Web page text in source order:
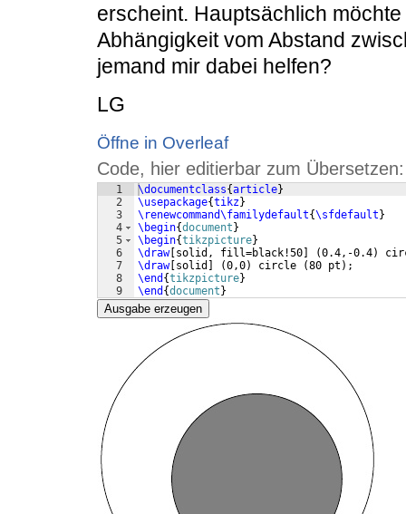
erscheint. Hauptsächlich
Abhängigkeit vom Abstand
jemand mir dabei helfen?
LG
Öffne in Overleaf
Code, hier editierbar zum Übersetzen:
1
2
3
4
5
6
7
8
9
\documentclass{article}
\usepackage{tikz}
\renewcommand\familydefault{\sfdefault}
\begin{document}
\begin{tikzpicture}
\draw[solid, fill=black!50] (0.4,-0.4)
\draw[solid ] (0,0) circle (80 pt ) ;
\end {tikzpicture}
\end {document}
Ausgabe erzeugen